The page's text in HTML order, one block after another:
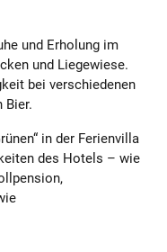
und Erholung im
und Liegewiese.
bei verschiedenen
Bier.
in der Ferienvilla
des Hotels – wie